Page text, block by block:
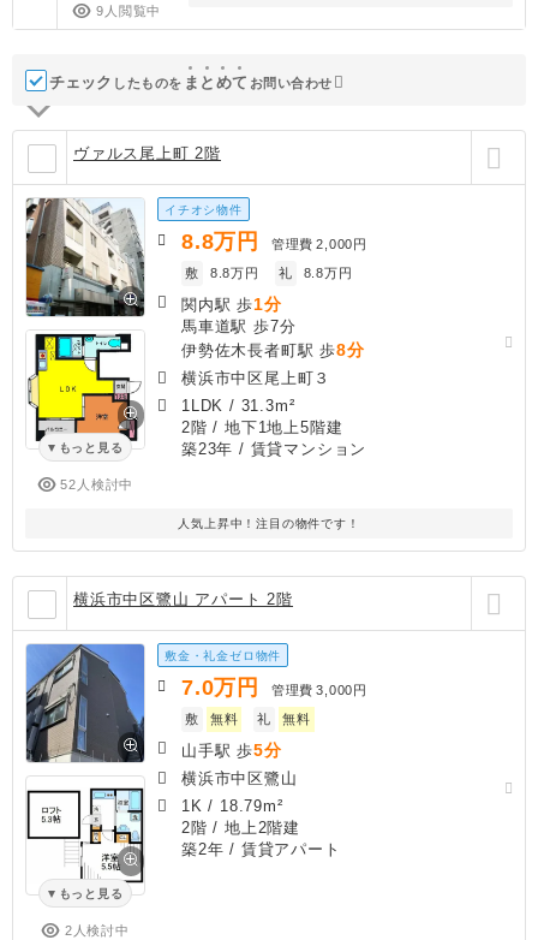
9人閲覧中
チェック したものを ま と めて お問い合わせ
ヴァルス尾上町 2階
もっと見る
52人検討中
イチオシ物件
8.8万円 管理費 2,000円
敷
8.8万円 礼 8.8万円
関内駅 歩1分
馬車道駅 歩7分
伊勢佐木長者町駅 歩8分
横浜市中区尾上町３
1LDK / 31.3m²
2階 / 地下1地上5階建
築23年 / 賃貸マンション
人気上昇中！注目の物件です！
横浜市中区鷺山 アパート 2階
もっと見る
2人検討中
敷金・礼金ゼロ物件
7.0万円 管理費 3,000円
敷
無料 礼 無料
山手駅 歩5分
横浜市中区鷺山
1K / 18.79m²
2階 / 地上2階建
築2年 / 賃貸アパート